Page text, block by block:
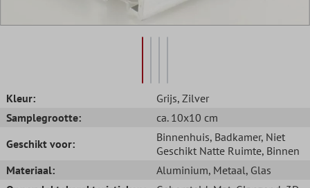
Kleur: Grijs, Zilver
Samplegrootte:
ca. 10x10 cm
Geschikt voor:
Binnenhuis, Badkamer, Niet
Geschikt Natte Ruimte, Binnen
Materiaal:
Aluminium, Metaal, Glas